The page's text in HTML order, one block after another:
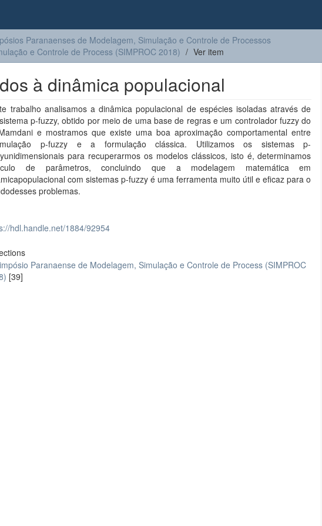
Paranaenses de Modelagem, Simulação e Controle de Processos
e Controle de Process (SIMPROC 2018)
Ver item
à dinâmica populacional
trabalho analisamos a dinâmica populacional de espécies isoladas através de
p-fuzzy, obtido por meio de uma base de regras e um controlador fuzzy do
e mostramos que existe uma boa aproximação comportamental entre
p-fuzzy e a formulação clássica. Utilizamos os sistemas p-
para recuperarmos os modelos clássicos, isto é, determinamos
de parâmetros, concluindo que a modelagem matemática em
com sistemas p-fuzzy é uma ferramenta muito útil e eficaz para o
problemas.
hdl.handle.net/1884/92954
Paranaense de Modelagem, Simulação e Controle de Process (SIMPROC
[39]